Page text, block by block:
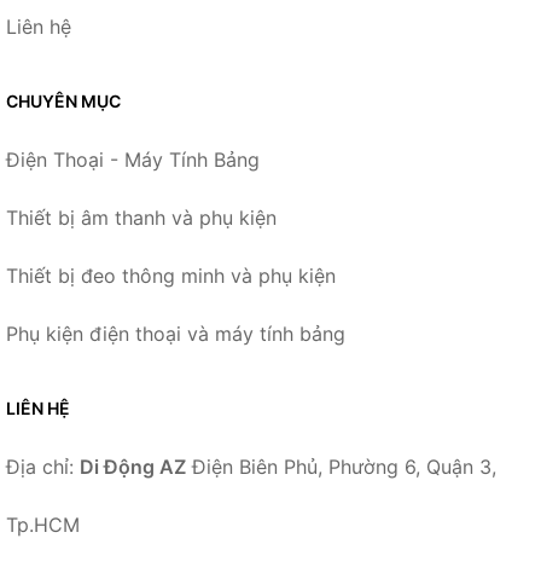
Liên hệ
CHUYÊN MỤC
Điện Thoại - Máy Tính Bảng
Thiết bị âm thanh và phụ kiện
Thiết bị đeo thông minh và phụ kiện
Phụ kiện điện thoại và máy tính bảng
LIÊN HỆ
Địa chỉ: Di Động AZ Điện Biên Phủ, Phường 6, Quận 3,
Tp.HCM